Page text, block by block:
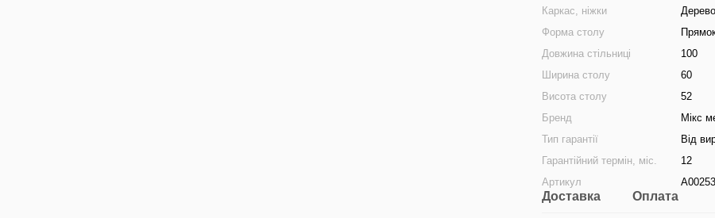
Каркас, ніжки
Дерево
Форма столу
Довжина стільниці
100
Ширина столу
60
Висота столу
52
Бренд
Мікс
Тип гарантії
Від
Гарантійний термін, міс.
12
Артикул
Доставка Оплата